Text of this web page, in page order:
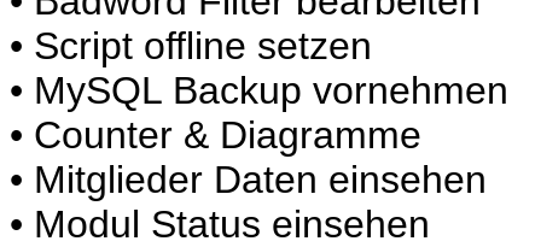
• Script offline setzen
• MySQL Backup vornehmen
• Counter & Diagramme
• Mitglieder Daten einsehen
• Modul Status einsehen